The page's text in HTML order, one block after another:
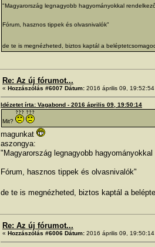
"Magyarország legnagyobb hagyományokkal
Fórum, hasznos tippek és olvasnivalók"
de te is megnézheted, biztos kaptál a
Re: Az új fórumot...
« Hozzászólás #6007 Dátum: 2016 április 09,
Idézetet írta: Vagabond - 2016 április 09, 19:50:14
Mit?
magunkat
aszongya:
"Magyarország legnagyobb
Fórum, hasznos tippek és olvasnivalók"
de te is megnézheted, biztos kaptál a
Re: Az új fórumot...
« Hozzászólás #6006 Dátum: 2016 április 09,